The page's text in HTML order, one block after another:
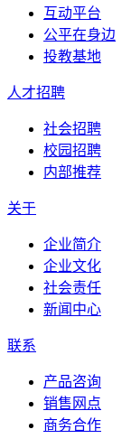
互动平台
公平在身边
投教基地
人才招聘
社会招聘
校园招聘
内部推荐
关于
企业简介
企业文化
社会责任
新闻中心
联系
产品咨询
销售网点
商务合作